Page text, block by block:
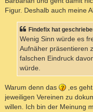
Figur. Deshalb auch meine
Findefix hat
Wenig Sinn würde es
Aufnäher präsentieren
falschen Eindruck
würde.
Warum denn das
,es
jeweiligen Vereinen zu
willen. Ich bin der Meinung